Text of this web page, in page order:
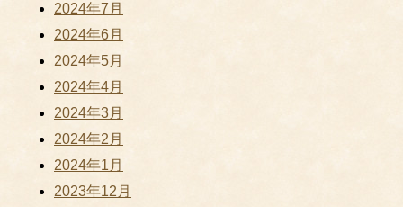
2024年7月
2024年6月
2024年5月
2024年4月
2024年3月
2024年2月
2024年1月
2023年12月